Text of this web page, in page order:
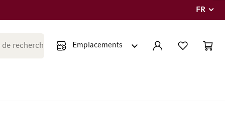
Langue
FR
COMPTE LISTE
PANIER